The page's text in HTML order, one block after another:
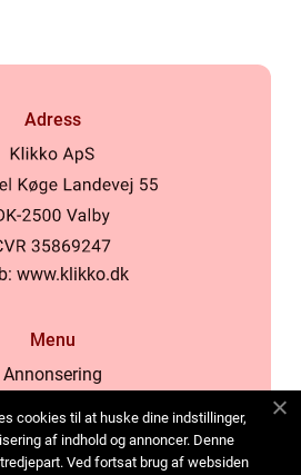
Adress
www.klikko.dk
Menu
Annonsering
Cookies
Kontakta oss
cookies til at huske dine indstillinger,
af indhold og annoncer. Denne
Ved fortsat brug af websiden